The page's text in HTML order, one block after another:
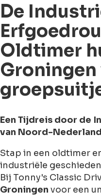
De
Oldtimer
Een Tijdreis door de
van Noord-
Stap in een oldtimer
industriële
Bij Tonny's Classic
Groningen voor een